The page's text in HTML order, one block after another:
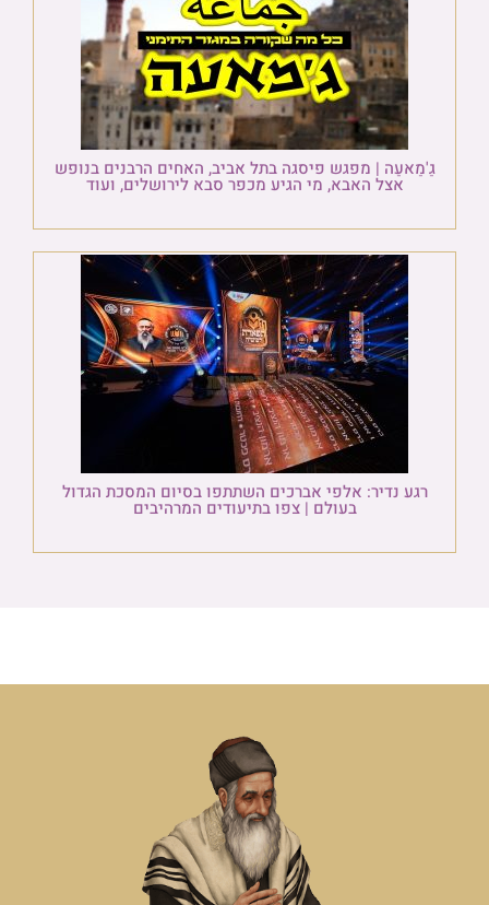
גַ'מַאעַה | מפגש פיסגה בתל אביב, האחים הרבנים בנופש
אצל האבא, מי הגיע מכפר סבא לירושלים, ועוד
רגע נדיר: אלפי אברכים השתתפו בסיום המסכת הגדול
בעולם | צפו בתיעודים המרהיבים